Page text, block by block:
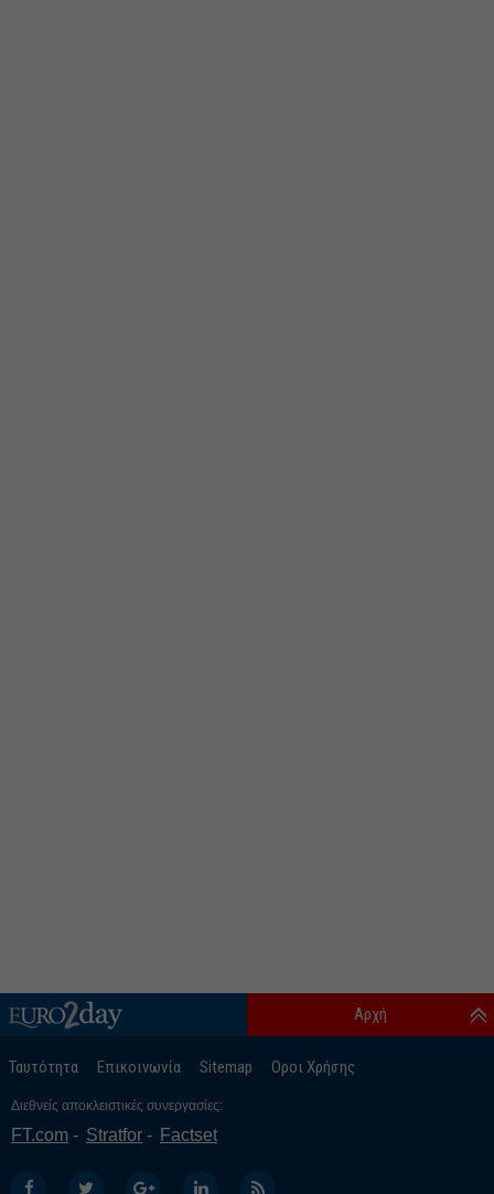
Ταυτότητα Επικοινωνία Sitemap Οροι Χρήσης
Αρχή
Διεθνείς αποκλειστικές συνεργασίες:
FT.com Stratfor Factset